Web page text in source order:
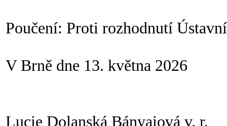
Poučení: Proti rozhodnutí
V Brně dne 13. května 2026
Lucie Dolanská Bányaiová v. r.